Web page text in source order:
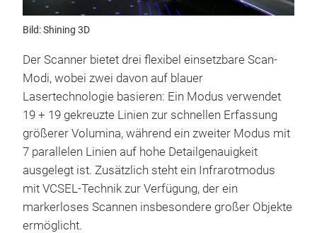
Bild: Shining 3D
Der Scanner bietet drei flexibel einsetzbare Scan-
Modi, wobei zwei davon auf blauer
Lasertechnologie basieren: Ein Modus verwendet
19 + 19 gekreuzte Linien zur schnellen Erfassung
größerer Volumina, während ein zweiter Modus mit
7 parallelen Linien auf hohe Detailgenauigkeit
ausgelegt ist. Zusätzlich steht ein Infrarotmodus
mit VCSEL-Technik zur Verfügung, der ein
markerloses Scannen insbesondere großer Objekte
ermöglicht.